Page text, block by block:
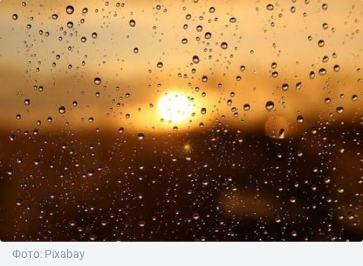
Фото: Pixabay